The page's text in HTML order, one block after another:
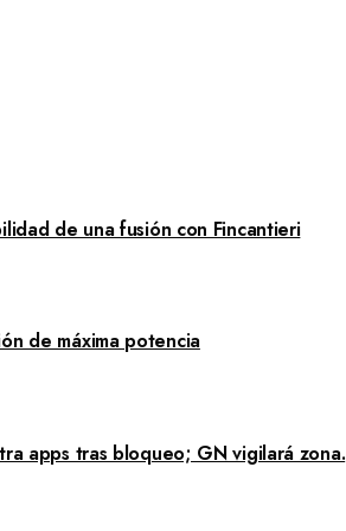
de una fusión con Fincantieri
de máxima potencia
apps tras bloqueo; GN vigilará zona.